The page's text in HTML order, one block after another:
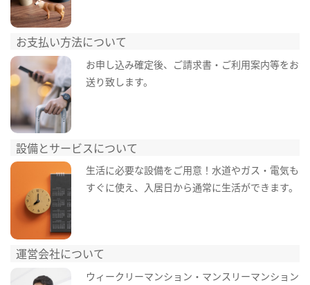
お支払い方法について
お申し込み確定後、ご請求書・ご利用案内等をお
送り致します。
設備とサービスについて
生活に必要な設備をご用意！水道やガス・電気も
すぐに使え、入居日から通常に生活ができます。
運営会社について
ウィークリーマンション・マンスリーマンション